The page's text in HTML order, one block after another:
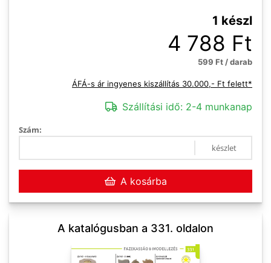
1 készl
4 788 Ft
599 Ft / darab
ÁFÁ-s ár ingyenes kiszállítás 30.000,- Ft felett*
Szállítási idő: 2-4 munkanap
Szám:
készlet
A kosárba
A katalógusban a 331. oldalon